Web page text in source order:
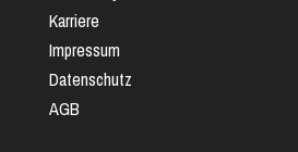
Karriere
Impressum
Datenschutz
AGB